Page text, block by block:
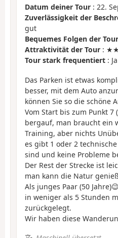
Datum deiner Tour : 22.
Zuverlässigkeit der
gut
Bequemes Folgen der Tour
Attraktivität der Tour :
Tour stark frequentiert : Ja
Das Parken ist etwas
besser, mit dem Auto
können Sie so die schöne
Vom Start bis zum Punkt 7
bergauf, man braucht ein
Training, aber nichts
es gibt 1 oder 2
sind und keine Probleme
Der Rest der Strecke ist
man kann die Natur
Als junges Paar (50
in weniger als 5 Stunden
zurückgelegt.
Wir haben diese